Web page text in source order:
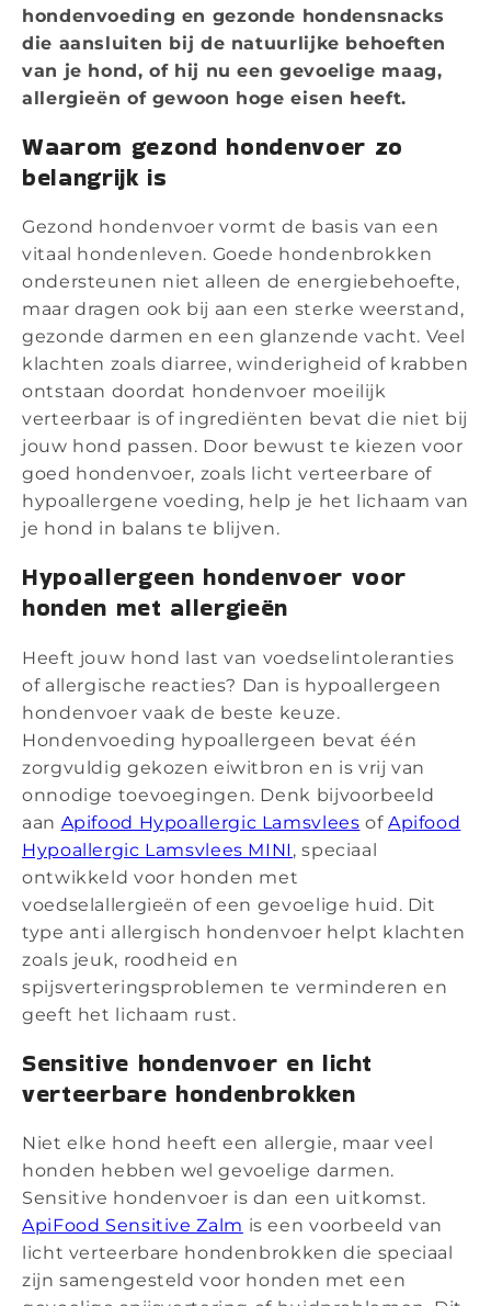
hondenvoeding en gezonde hondensnacks
die aansluiten bij de natuurlijke behoeften
van je hond, of hij nu een gevoelige maag,
allergieën of gewoon hoge eisen heeft.
Waarom gezond hondenvoer zo
belangrijk is
Gezond hondenvoer vormt de basis van een
vitaal hondenleven. Goede hondenbrokken
ondersteunen niet alleen de energiebehoefte,
maar dragen ook bij aan een sterke weerstand,
gezonde darmen en een glanzende vacht. Veel
klachten zoals diarree, winderigheid of krabben
ontstaan doordat hondenvoer moeilijk
verteerbaar is of ingrediënten bevat die niet bij
jouw hond passen. Door bewust te kiezen voor
goed hondenvoer, zoals licht verteerbare of
hypoallergene voeding, help je het lichaam van
je hond in balans te blijven.
Hypoallergeen hondenvoer voor
honden met allergieën
Heeft jouw hond last van voedselintoleranties
of allergische reacties? Dan is hypoallergeen
hondenvoer vaak de beste keuze.
Hondenvoeding hypoallergeen bevat één
zorgvuldig gekozen eiwitbron en is vrij van
onnodige toevoegingen. Denk bijvoorbeeld
aan Apifood Hypoallergic Lamsvlees of Apifood
Hypoallergic Lamsvlees MINI , speciaal
ontwikkeld voor honden met
voedselallergieën of een gevoelige huid. Dit
type anti allergisch hondenvoer helpt klachten
zoals jeuk, roodheid en
spijsverteringsproblemen te verminderen en
geeft het lichaam rust.
Sensitive hondenvoer en licht
verteerbare hondenbrokken
Niet elke hond heeft een allergie, maar veel
honden hebben wel gevoelige darmen.
Sensitive hondenvoer is dan een uitkomst.
ApiFood Sensitive Zalm is een voorbeeld van
licht verteerbare hondenbrokken die speciaal
zijn samengesteld voor honden met een